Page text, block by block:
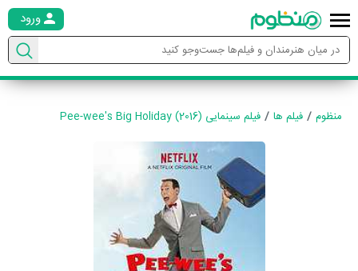
ورود
منظوم فیلم ها فیلم سینمایی Pee-wee's Big Holiday (2016)